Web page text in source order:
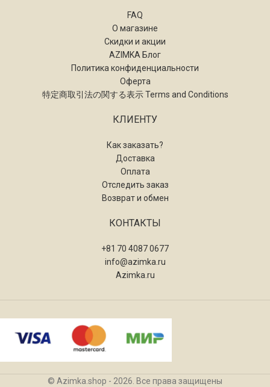
FAQ
О магазине
Скидки и акции
AZIMKA Блог
Политика конфиденциальности
Оферта
特定商取引法の関する表示 Terms and Conditions
КЛИЕНТУ
Как заказать?
Доставка
Оплата
Отследить заказ
Возврат и обмен
КОНТАКТЫ
+81 70 4087 0677
info@azimka.ru
Azimka.ru
© Azimka.shop - 2026. Все права защищены